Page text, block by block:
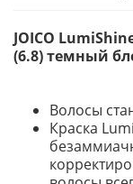
JOICO
(6.8) темный
Волосы
Краска